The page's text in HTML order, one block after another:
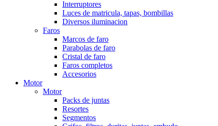
Interruptores
Luces de matricula, tapas, bombillas
Diversos iluminacion
Faros
Marcos de faro
Parabolas de faro
Cristal de faro
Faros completos
Accesorios
Motor
Motor
Packs de juntas
Resortes
Segmentos